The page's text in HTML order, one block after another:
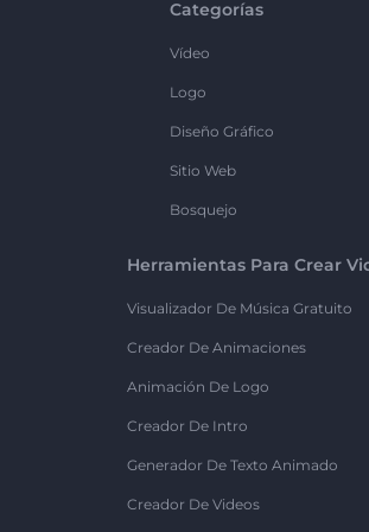
Categorías
Vídeo
Logo
Diseño Gráfico
Sitio Web
Bosquejo
Herramientas Para Crear
Visualizador De Música Gratuito
Creador De Animaciones
Animación De Logo
Creador De Intro
Generador De Texto Animado
Creador De Videos